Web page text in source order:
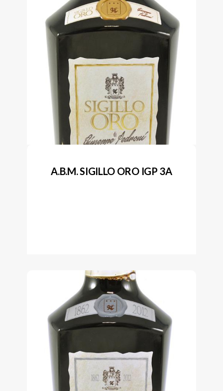
A.B.M. SIGILLO ORO IGP 3A